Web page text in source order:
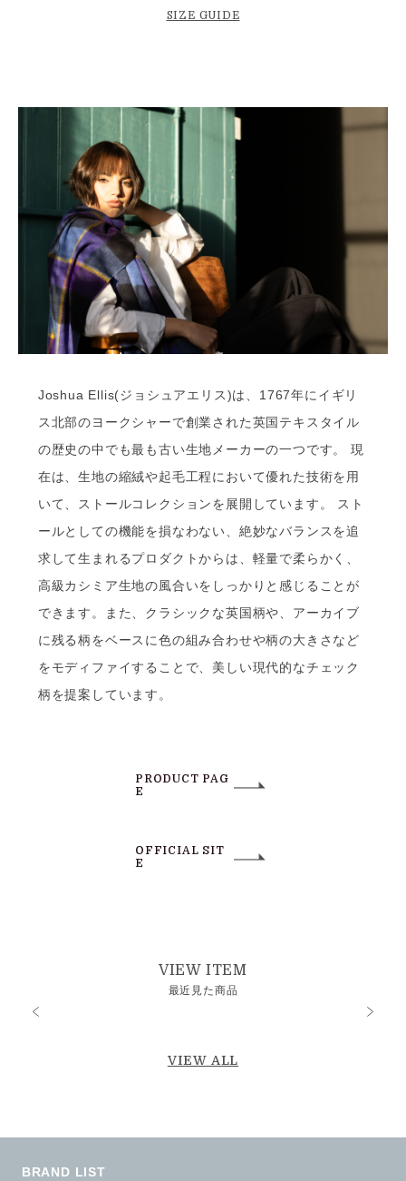
SIZE GUIDE
Joshua Ellis(ジョシュアエリス)は、1767年にイギリ
ス北部のヨークシャーで創業された英国テキスタイル
の歴史の中でも最も古い生地メーカーの一つです。 現
在は、生地の縮絨や起毛工程において優れた技術を用
いて、ストールコレクションを展開しています。 スト
ールとしての機能を損なわない、絶妙なバランスを追
求して生まれるプロダクトからは、軽量で柔らかく、
高級カシミア生地の風合いをしっかりと感じることが
できます。また、クラシックな英国柄や、アーカイブ
に残る柄をベースに色の組み合わせや柄の大きさなど
をモディファイすることで、美しい現代的なチェック
柄を提案しています。
PRODUCT PAG
E
OFFICIAL SIT
E
VIEW ITEM
最近見た商品
VIEW ALL
BRAND LIST